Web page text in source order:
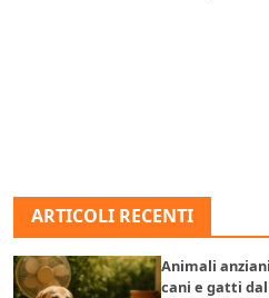
ARTICOLI RECENTI
Animali
cani e gatti